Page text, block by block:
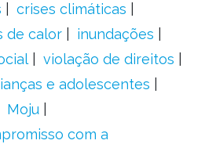
crises climáticas
de calor
inundações
violação de direitos
e adolescentes
Moju
com a